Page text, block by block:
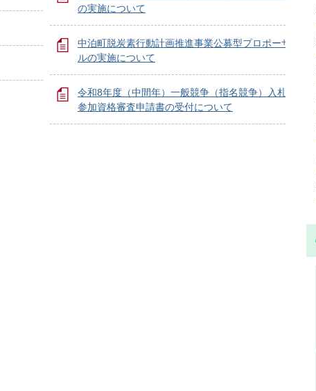
の実施について
中泊町脱炭素行動計画推進事業公募型プロポーザ
ルの実施について
令和8年度（中間年）一般競争（指名競争）入札
参加資格審査申請書の受付について